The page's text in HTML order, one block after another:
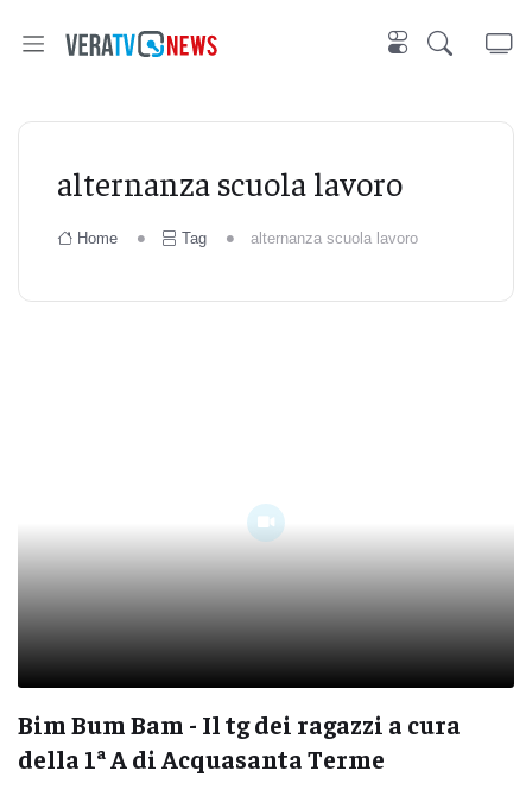
alternanza scuola lavoro
Home Tag alternanza scuola lavoro
Bim Bum Bam - Il tg dei ragazzi a cura
della 1ª A di Acquasanta Terme